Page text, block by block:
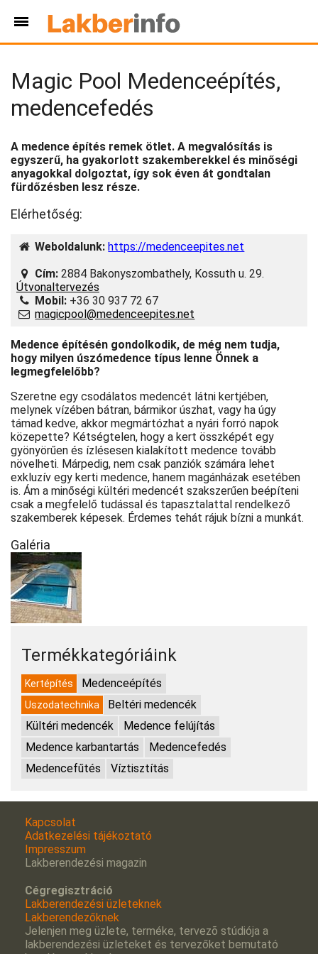
Magic Pool Medenceépítés,
medencefedés
A medence építés remek ötlet. A megvalósítás is
egyszerű, ha gyakorlott szakemberekkel és minőségi
anyagokkal dolgoztat, így sok éven át gondtalan
fürdőzésben lesz része.
Elérhetőség:
Weboldalunk: https://medenceepites.net
Cím: 2884 Bakonyszombathely, Kossuth u. 29.
Útvonaltervezés
Mobil: +36 30 937 72 67
magicpool@medenceepites.net
Medence építésén gondolkodik, de még nem tudja,
hogy milyen úszómedence típus lenne Önnek a
legmegfelelőbb?
Szeretne egy csodálatos medencét látni kertjében,
melynek vízében bátran, bármikor úszhat, vagy ha úgy
támad kedve, akkor megmártózhat a nyári forró napok
közepette? Kétségtelen, hogy a kert összképét egy
gyönyörűen és ízlésesen kialakított medence tovább
növelheti. Márpedig, nem csak panziók számára lehet
exkluzív egy kerti medence, hanem magánházak esetében
is. Ám a minőségi kültéri medencét szakszerűen beépíteni
csak a megfelelő tudással és tapasztalattal rendelkező
szakemberek képesek. Érdemes tehát rájuk bízni a munkát.
Galéria
Termékkategóriáink
Kertépítés Medenceépítés
Uszodatechnika
Beltéri medencék
Kültéri medencék
Medence felújítás
Medence karbantartás
Medencefedés
Medencefűtés
Víztisztítás
Kapcsolat
Adatkezelési tájékoztató
Impresszum
Lakberendezési magazin
Cégregisztráció
Lakberendezési üzleteknek
Lakberendezőknek
Jelenjen meg üzlete, terméke, tervezõ stúdiója a
lakberendezési üzleteket és tervezőket bemutató